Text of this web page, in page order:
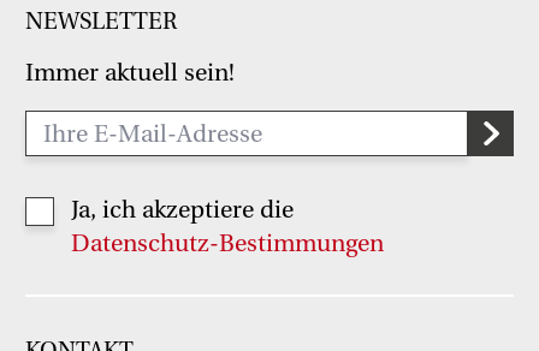
NEWSLETTER
Immer aktuell sein!
Ja, ich akzeptiere die
Datenschutz-Bestimmungen